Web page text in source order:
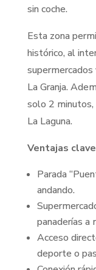
sin coche.
Esta zona
histórico, al
La Granja.
solo 2 minutos,
La Laguna.
Ventajas
Parada
andando.
panaderías
Acceso
deporte o